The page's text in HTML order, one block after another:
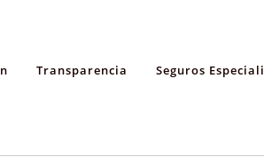
Transparencia Seguros